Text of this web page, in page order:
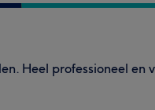
Heel professioneel en